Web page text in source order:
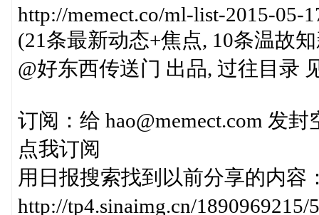
http://memect.co/ml-list-2015-05-
(21条最新动态+焦点, 10条温故
@好东西传送门 出品, 过往目录
订阅：给 hao@memect.com 发
点我订阅
用日报搜索找到以前分享的内容
http://tp4.sinaimg.cn/